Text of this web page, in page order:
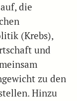
die
(Krebs),
und
zu den
Hinzu